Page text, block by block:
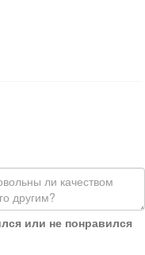
или не понравился